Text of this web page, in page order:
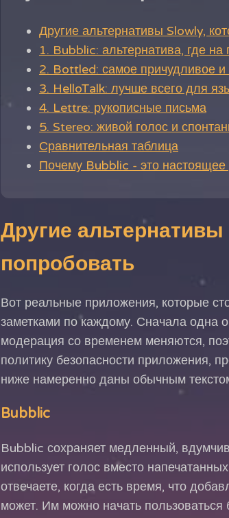
Другие альтернативы Slowly,
1. Bubblic: альтернатива, где
2. Bottled: самое причудливое и
3. HelloTalk: лучше всего для
4. Lettre: рукописные письма
5. Stereo: живой голос и
Сравнительная таблица
Почему Bubblic - это
Другие
попробовать
Вот реальные приложения, которые
заметками по каждому. Сначала одна
модерация со временем меняются,
политику безопасности приложения,
ниже намеренно даны обычным
Bubblic
Bubblic сохраняет медленный,
использует голос вместо
отвечаете, когда есть время, что
может. Им можно начать